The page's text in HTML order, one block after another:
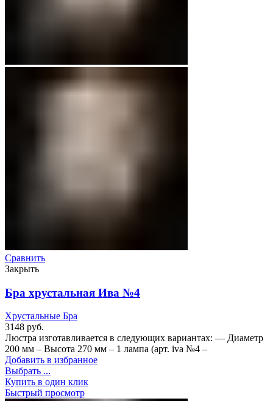
Сравнить
Закрыть
Бра хрустальная Ива №4
Хрустальные Бра
3148 руб.
Люстра изготавливается в следующих вариантах: — Диаметр
200 мм – Высота 270 мм – 1 лампа (арт. iva №4 –
Добавить в избранное
Выбрать ...
Купить в один клик
Быстрый просмотр